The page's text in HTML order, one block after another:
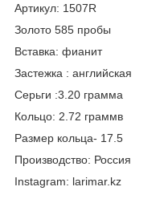
Артикул: 1507R
Золото 585 пробы
Вставка: фианит
Застежка : английская
Серьги :3.20 грамма
Кольцо: 2.72 граммв
Размер кольца- 17.5
Производство: Россия
Instagram: larimar.kz